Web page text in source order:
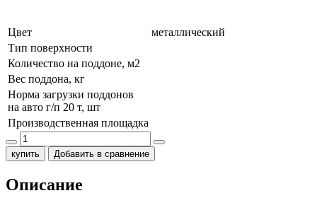
Цвет
металлический
Тип поверхности
Количество на поддоне, м2
Вес поддона, кг
Норма загрузки поддонов
на авто г/п 20 т, шт
Производственная площадка
купить Добавить в сравнение
Описание